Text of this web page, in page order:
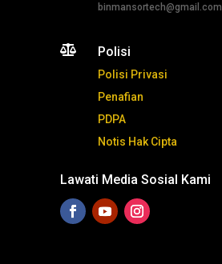
binmansortech@gmail.com
 Polisi
Polisi Privasi
Penafian
PDPA
Notis Hak Cipta
Lawati Media Sosial Kami